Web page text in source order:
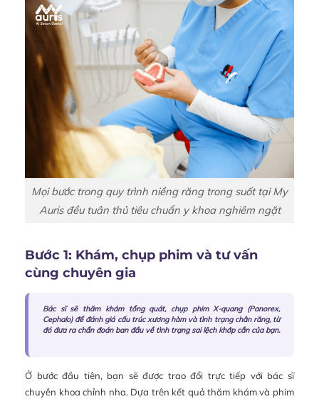
Mọi bước trong quy trình niềng răng trong suốt tại My
Auris đều tuân thủ tiêu chuẩn y khoa nghiêm ngặt
Bước 1: Khám, chụp phim và tư vấn
cùng chuyên gia
Bác sĩ sẽ thăm khám tổng quát, chụp phim X-quang (Panorex,
Cephalo) để đánh giá cấu trúc xương hàm và tình trạng chân răng, từ
đó đưa ra chẩn đoán ban đầu về tình trạng sai lệch khớp cắn của bạn.
Ở bước đầu tiên, bạn sẽ được trao đổi trực tiếp với bác sĩ
chuyên khoa chỉnh nha. Dựa trên kết quả thăm khám và phim